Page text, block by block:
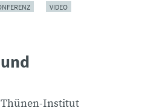
VIDEO
Thünen-Institut